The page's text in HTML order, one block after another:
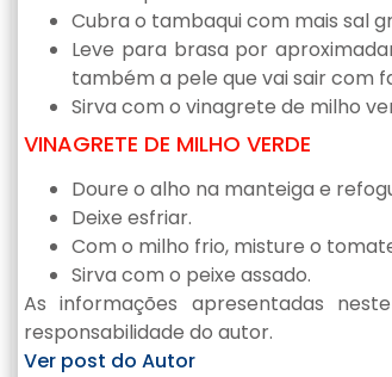
Cubra o tambaqui com mais sal
Leve para brasa por
também a pele que vai sair com
Sirva com o vinagrete de milho
VINAGRETE DE MILHO VERDE
Doure o alho na manteiga e
Deixe esfriar.
Com o milho frio, misture o
Sirva com o peixe assado.
As informações apresentadas
responsabilidade do autor.
Ver post do Autor